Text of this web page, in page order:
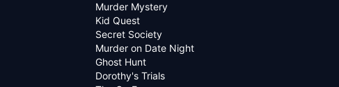
Murder Mystery
Kid Quest
Secret Society
Murder on Date Night
Ghost Hunt
Dorothy's Trials